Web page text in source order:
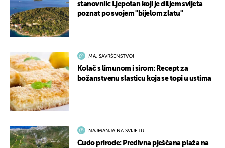
stanovnik: Ljepotan koji je diljem svijeta
poznat po svojem "bijelom zlatu"
MA, SAVRŠENSTVO!
Kolač s limunom i sirom: Recept za
božanstvenu slasticu koja se topi u ustima
NAJMANJA NA SVIJETU
Čudo prirode: Predivna pješčana plaža na